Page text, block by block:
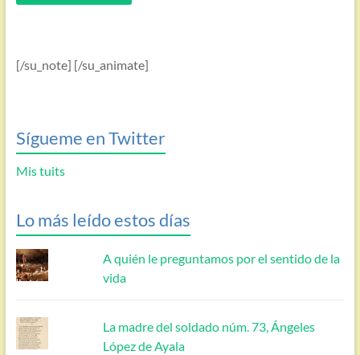
[/su_note] [/su_animate]
Sígueme en Twitter
Mis tuits
Lo más leído estos días
A quién le preguntamos por el sentido de la
vida
La madre del soldado núm. 73, Ángeles
López de Ayala